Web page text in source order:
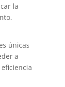
la
únicas
a